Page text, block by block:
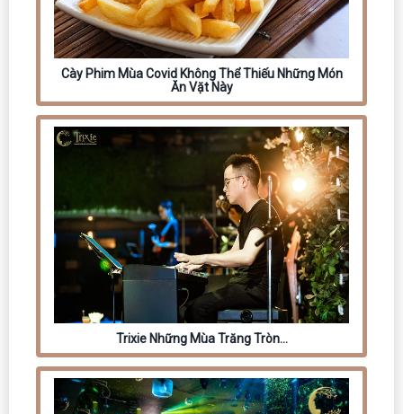
Cày Phim Mùa Covid Không Thể Thiếu Những Món
Ăn Vặt Này
Trixie Những Mùa Trăng Tròn…